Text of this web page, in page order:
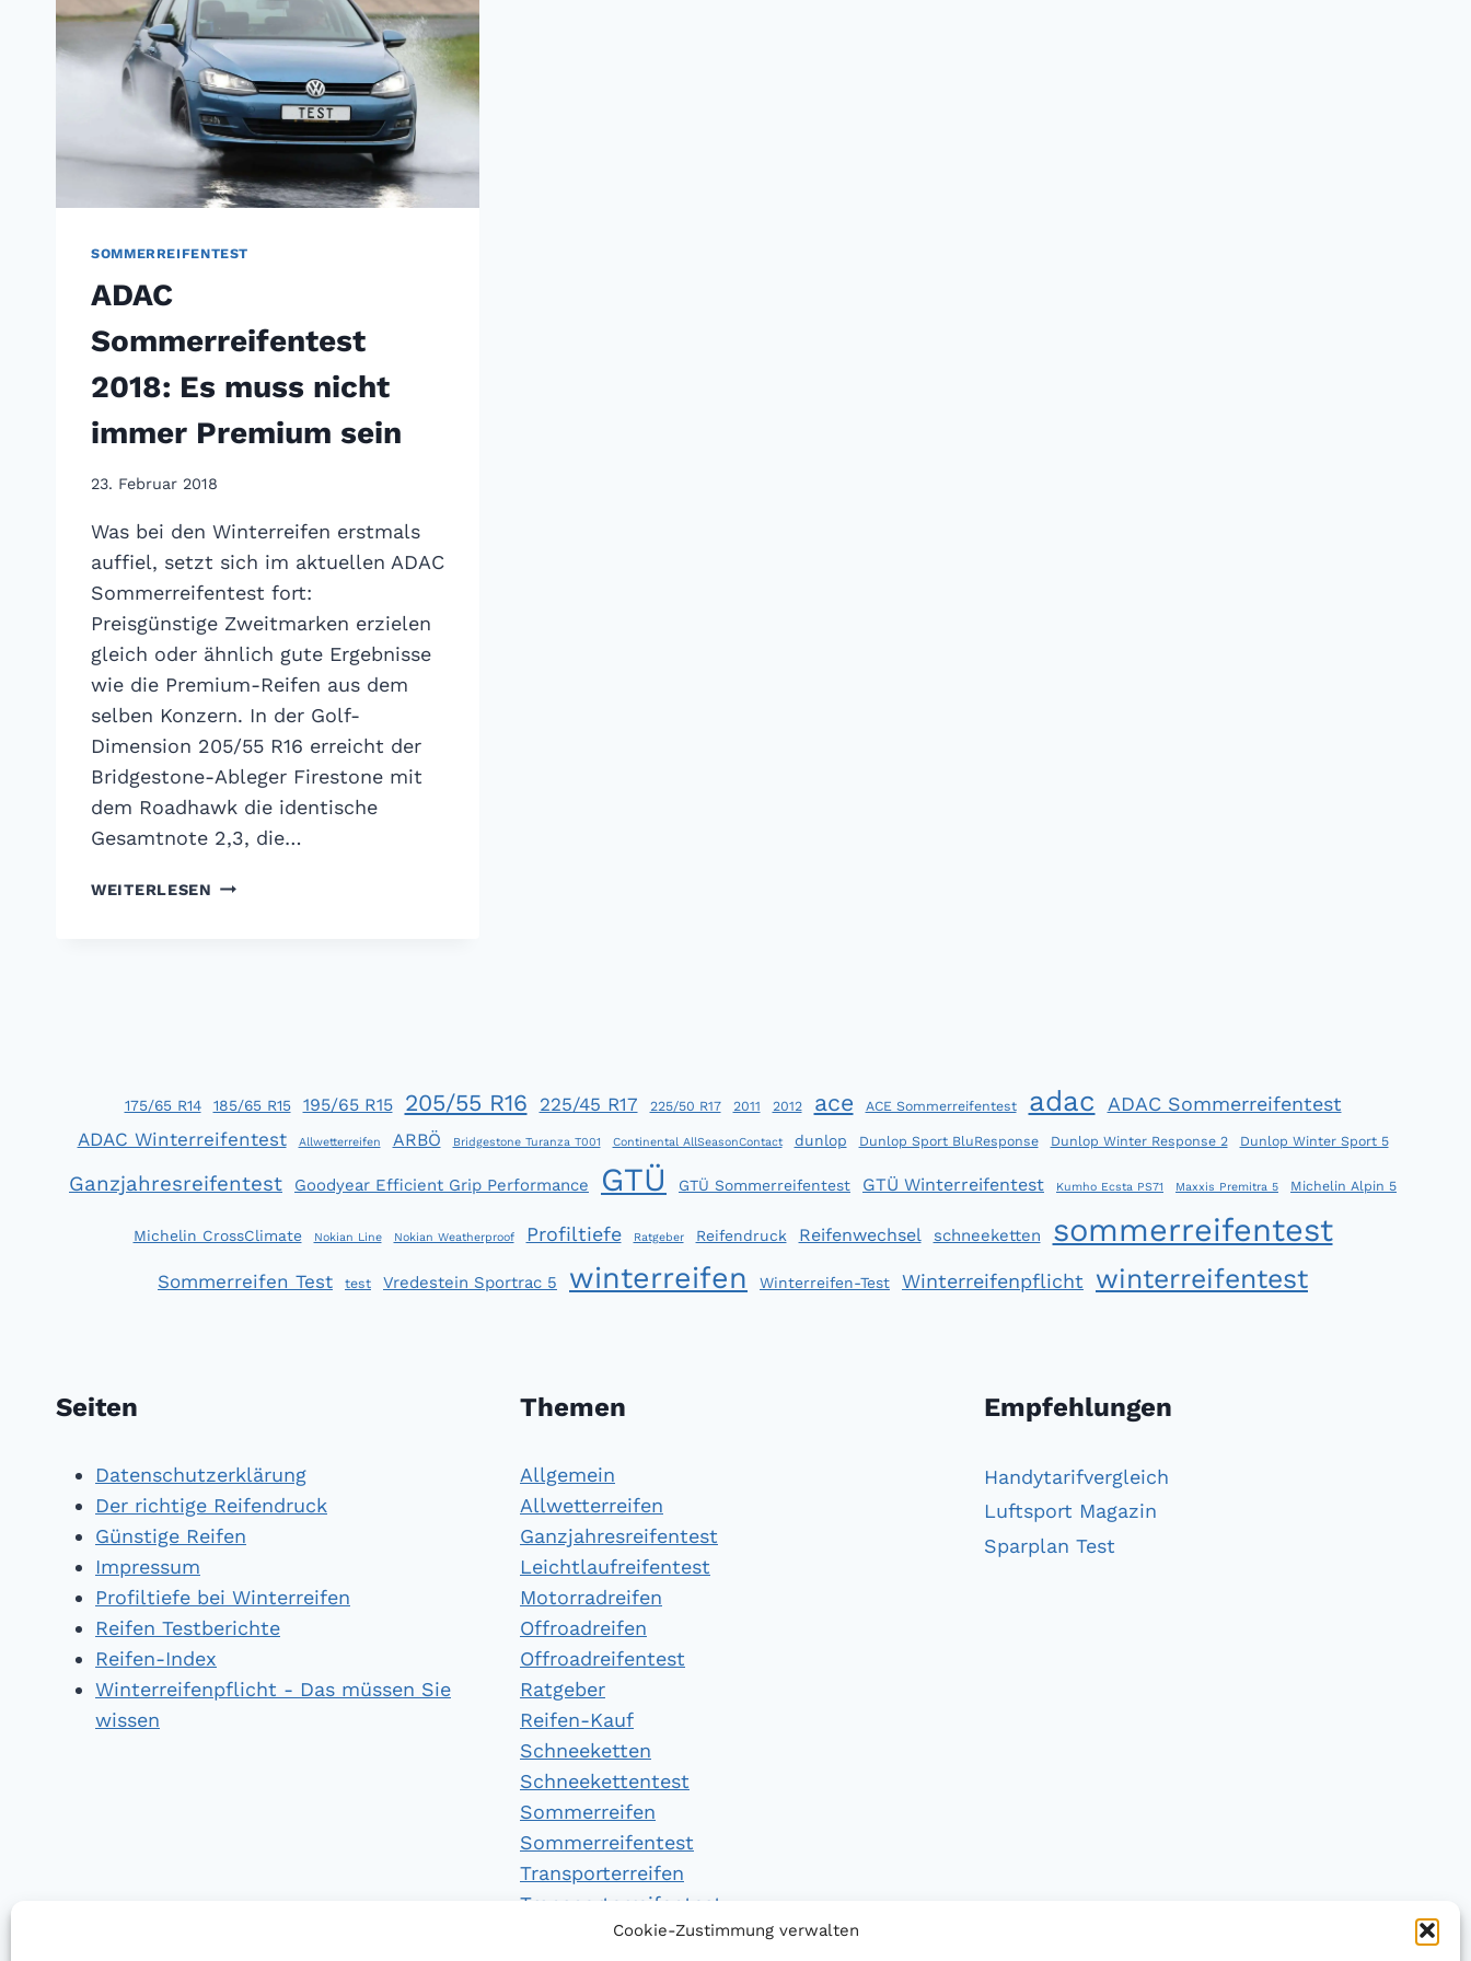
Cookie-Zustimmung verwalten
SOMMERREIFENTEST
ADAC
Sommerreifentest
2018: Es muss nicht
immer Premium sein
23. Februar 2018
Was bei den Winterreifen erstmals
auffiel, setzt sich im aktuellen ADAC
Sommerreifentest fort:
Preisgünstige Zweitmarken erzielen
gleich oder ähnlich gute Ergebnisse
wie die Premium-Reifen aus dem
selben Konzern. In der Golf-
Dimension 205/55 R16 erreicht der
Bridgestone-Ableger Firestone mit
dem Roadhawk die identische
Gesamtnote 2,3, die…
WEITERLESEN ADAC
175/65 R14
185/65 R15 195/65 R15 205/55 R16 225/45 R17 225/50 R17 2011 2012 ace ACE Sommerreifentest adac ADAC Sommerreifentest
ADAC Winterreifentest Allwetterreifen ARBÖ Bridgestone Turanza T001 Continental AllSeasonContact dunlop Dunlop Sport BluResponse Dunlop Winter Response 2 Dunlop Winter Sport 5
Ganzjahresreifentest Goodyear Efficient Grip Performance GTÜ GTÜ Sommerreifentest GTÜ Winterreifentest Kumho Ecsta PS71 Maxxis Premitra 5 Michelin Alpin 5
Michelin CrossClimate Nokian Line Nokian Weatherproof Profiltiefe Ratgeber Reifendruck Reifenwechsel schneeketten sommerreifentest
Sommerreifen Test test Vredestein Sportrac 5 winterreifen Winterreifen-Test Winterreifenpflicht winterreifentest
Seiten
Datenschutzerklärung
Der richtige Reifendruck
Günstige Reifen
Impressum
Profiltiefe bei Winterreifen
Reifen Testberichte
Reifen-Index
Winterreifenpflicht - Das müssen Sie
wissen
Themen
Allgemein
Allwetterreifen
Ganzjahresreifentest
Leichtlaufreifentest
Motorradreifen
Offroadreifen
Offroadreifentest
Ratgeber
Reifen-Kauf
Schneeketten
Schneekettentest
Sommerreifen
Sommerreifentest
Transporterreifen
Transporterreifentest
Winterreifen
Empfehlungen
Handytarifvergleich
Luftsport Magazin
Sparplan Test